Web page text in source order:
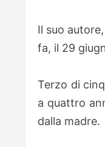
Il suo autore,
fa, il 29
Terzo di
a quattro
dalla madre.